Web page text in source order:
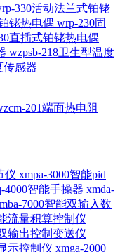
330活动法兰式铂铑
铑热电偶 wrp-230固
直插式铂铑热电偶
wzpsb-218卫生型温度
传感器
201端面热电阻
仪 xmpa-3000智能pid
4000智能手操器 xmda-
7000智能双输入数
流量积算控制仪
输出控制变送仪
示控制仪 xmga-2000